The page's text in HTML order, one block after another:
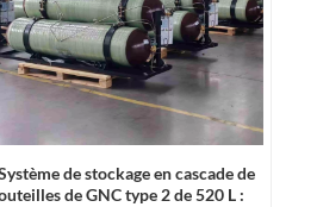
de stockage en cascade de
de GNC type 2 de 520 L :